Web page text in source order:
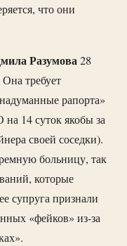
что они
Разумова28
требует
рапорта»
14 суток якобы за
своей соседки).
больницу, так
которые
супруга признали
«фейков» из-за